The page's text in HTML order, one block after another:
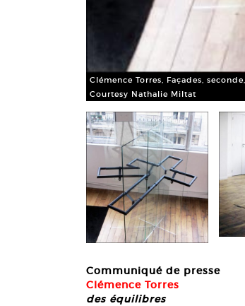
Clémence Torres, Façades,
Courtesy Nathalie Miltat
Communiqué de presse
Clémence Torres
des équilibres